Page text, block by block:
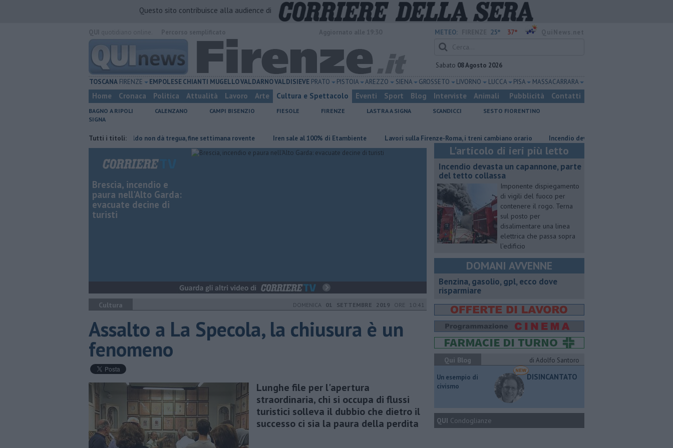
Questo sito contribuisce alla audience di
METEO: 25° 37°
Sabato 08 Agosto 2026
TOSCANA FIRENZE EMPOLESECHIANTI MUGELLOVALDARNOVALDISIEVE PRATO PISTOIA AREZZO SIENA GROSSETO LIVORNO LUCCA PISA MASSA CARRARA
Home Cronaca Politica Attualità Lavoro Arte Cultura e Spettacolo Eventi Sport Blog Interviste Animali Pubblicità Contatti
BAGNO A RIPOLI CALENZANO CAMPI BISENZIO FIESOLE FIRENZE LASTRA A SIGNA SCANDICCI
SESTO FIORENTINO
SIGNA
Tutti i titoli:
Il grande caldo non dà tregua, fine settimana rovente Iren sale al 100% di Etambiente Lavori sulla Firenze-Roma, i treni cambiano orario Incendio devasta un capannone, parte del tetto
Brescia, incendio e
paura nell'Alto Garda:
evacuate decine di
turisti
Cultura DOMENICA 01 SETTEMBRE 2019 ORE 10:41
Assalto a La Specola, la chiusura è un
fenomeno
Lunghe file per l'apertura
straordinaria, chi si occupa di flussi
turistici solleva il dubbio che dietro il
successo ci sia la paura della perdita
L'articolo di ieri più letto
Incendio devasta un capannone, parte
del tetto collassa
Imponente dispiegamento
di vigili del fuoco per
contenere il rogo. Terna
sul posto per
disalimentare una linea
elettrica che passa sopra
l’edificio
DOMANI AVVENNE
​Benzina, gasolio, gpl, ecco dove
risparmiare
Qui Blog
di Adolfo Santoro
​Un esempio di
civismo
DISINCANTATO
QUI Condoglianze